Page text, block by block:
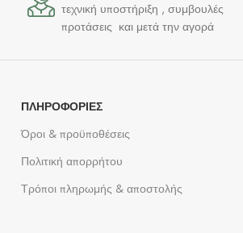
τεχνική υποστήριξη , συμβουλές
προτάσεις και μετά την αγορά
ΠΛΗΡΟΦΟΡΊΕΣ
Όροι & προϋποθέσεις
Πολιτική απορρήτου
Τρόποι πληρωμής & αποστολής